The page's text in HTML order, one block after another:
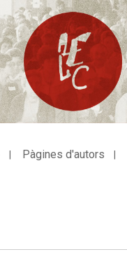
Pàgines d'autors